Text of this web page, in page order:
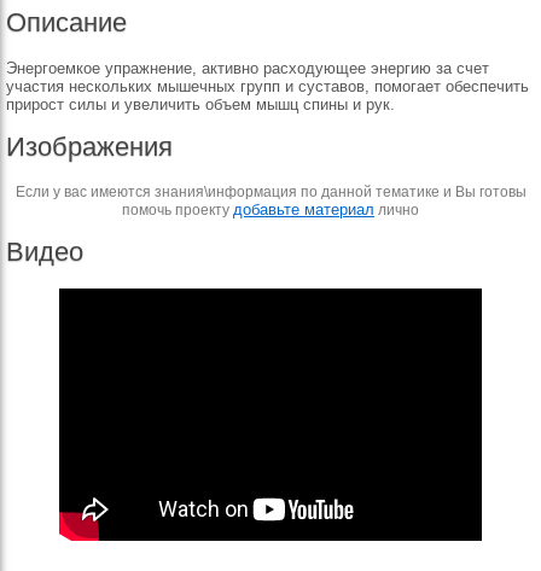
Описание
Энергоемкое упражнение, активно расходующее энергию за счет
участия нескольких мышечных групп и суставов, помогает обеспечить
прирост силы и увеличить объем мышц спины и рук.
Изображения
Если у вас имеются знания\информация по данной тематике и Вы готовы
помочь проекту добавьте материал лично
Видео